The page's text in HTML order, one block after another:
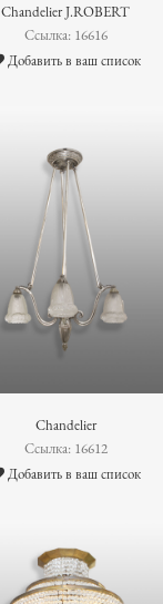
Chandelier J.ROBERT
Ссылка: 16616
Добавить в ваш список
Chandelier
Ссылка: 16612
Добавить в ваш список